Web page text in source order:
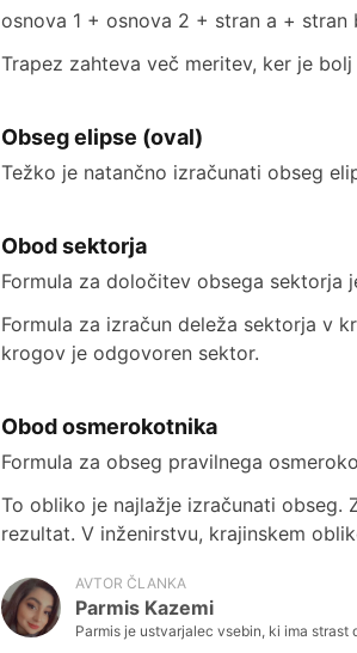
osnova 1 + osnova 2 + stran a + stran
Trapez zahteva več meritev, ker je
Obseg elipse (oval)
Težko je natančno izračunati obseg
Obod sektorja
Formula za določitev obsega
Formula za izračun deleža sektorja v
krogov je odgovoren sektor.
Obod osmerokotnika
Formula za obseg pravilnega
To obliko je najlažje izračunati obseg.
rezultat. V inženirstvu, krajinskem
AVTOR ČLANKA
Parmis Kazemi
Parmis je ustvarjalec vsebin, ki ima